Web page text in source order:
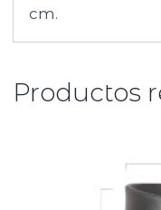
cm.
Productos